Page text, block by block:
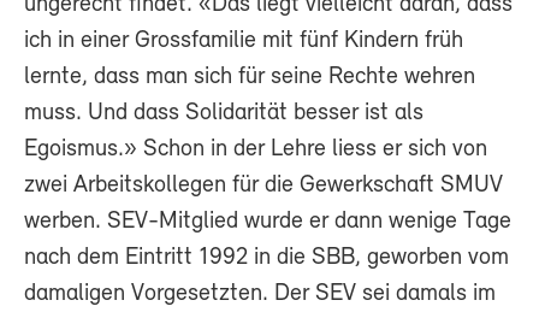
ungerecht findet. «Das liegt vielleicht daran, dass
ich in einer Grossfamilie mit fünf Kindern früh
lernte, dass man sich für seine Rechte wehren
muss. Und dass Solidarität besser ist als
Egoismus.» Schon in der Lehre liess er sich von
zwei Arbeitskollegen für die Gewerkschaft SMUV
werben. SEV-Mitglied wurde er dann wenige Tage
nach dem Eintritt 1992 in die SBB, geworben vom
damaligen Vorgesetzten. Der SEV sei damals im